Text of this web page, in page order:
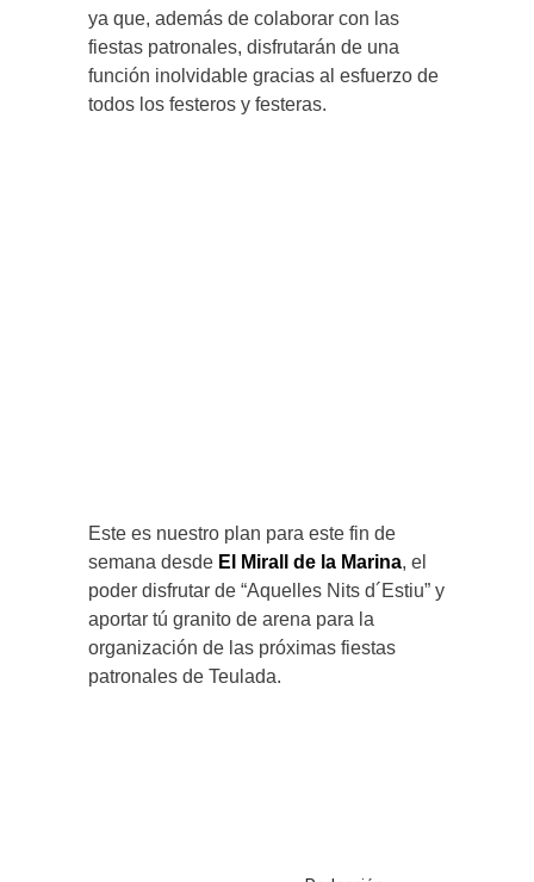
ya que, además de colaborar con las
fiestas patronales, disfrutarán de una
función inolvidable gracias al esfuerzo de
todos los festeros y festeras.
Este es nuestro plan para este fin de
semana desde El Mirall de la Marina, el
poder disfrutar de “Aquelles Nits d´Estiu” y
aportar tú granito de arena para la
organización de las próximas fiestas
patronales de Teulada.